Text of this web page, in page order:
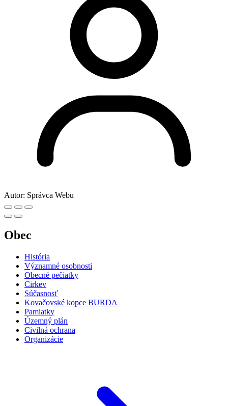
Autor: Správca Webu
Obec
História
Významné osobnosti
Obecné pečiatky
Cirkev
Súčasnosť
Kovačovské kopce BURDA
Pamiatky
Územný plán
Civilná ochrana
Organizácie